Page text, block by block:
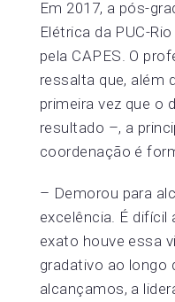
Em 2017, a pós-
Elétrica da PUC-
pela CAPES. O
ressalta que, além
primeira vez que o
resultado –, a
coordenação é
– Demorou para
excelência. É difícil
exato houve essa
gradativo ao longo
alcançamos, a